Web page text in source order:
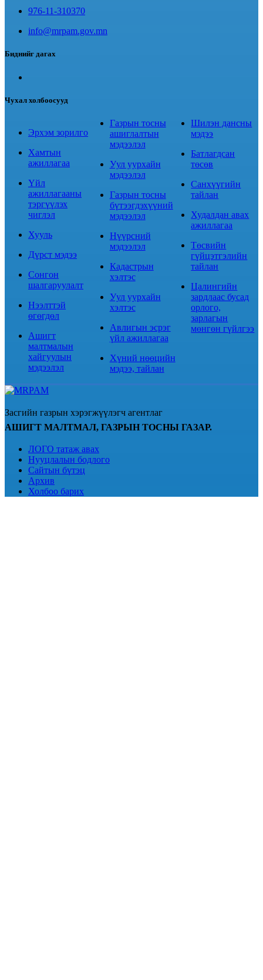
976-11-310370
info@mrpam.gov.mn
Биднийг дагах
Чухал холбоосууд
Эрхэм зорилго
Хамтын
ажиллагаа
Үйл
ажиллагааны
тэргүүлэх
чиглэл
Хууль
Дүрст мэдээ
Сонгон
шалгаруулалт
Нээлттэй
өгөгдөл
Ашигт
малтмалын
хайгуулын
мэдээлэл
Газрын тосны
ашиглалтын
мэдээлэл
Уул уурхайн
мэдээлэл
Газрын тосны
бүтээгдэхүүний
мэдээлэл
Нүүрсний
мэдээлэл
Кадастрын
хэлтэс
Уул уурхайн
хэлтэс
Авлигын эсрэг
үйл ажиллагаа
Хүний нөөцийн
мэдээ, тайлан
Шилэн дансны
мэдээ
Батлагдсан
төсөв
Санхүүгийн
тайлан
Худалдан авах
ажиллагаа
Төсвийн
гүйцэтгэлийн
тайлан
Цалингийн
зардлаас бусад
орлого,
зарлагын
мөнгөн гүйлгээ
Засгийн газрын хэрэгжүүлэгч агентлаг
АШИГТ МАЛТМАЛ, ГАЗРЫН ТОСНЫ ГАЗАР.
ЛОГО татаж авах
Нууцлалын бодлого
Сайтын бүтэц
Архив
Холбоо барих